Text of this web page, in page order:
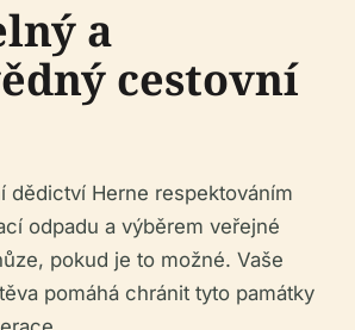
a
cestovní
dědictví Herne respektováním
odpadu a výběrem veřejné
pokud je to možné. Vaše
pomáhá chránit tyto památky